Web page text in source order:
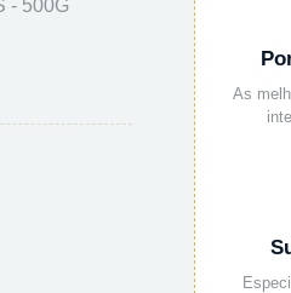
- 500G
As